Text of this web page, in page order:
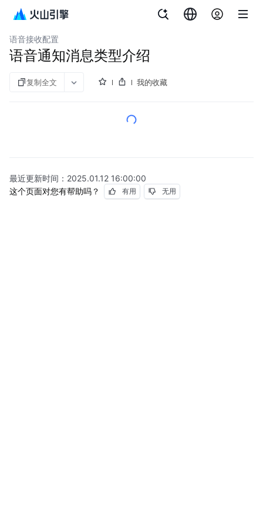
消息中心
语音接收配置
语音通知消息类型介绍
复制全文 我的收藏
最近更新时间： 2025.01.12 16:00:00
这个页面对您有帮助吗？
有用 无用